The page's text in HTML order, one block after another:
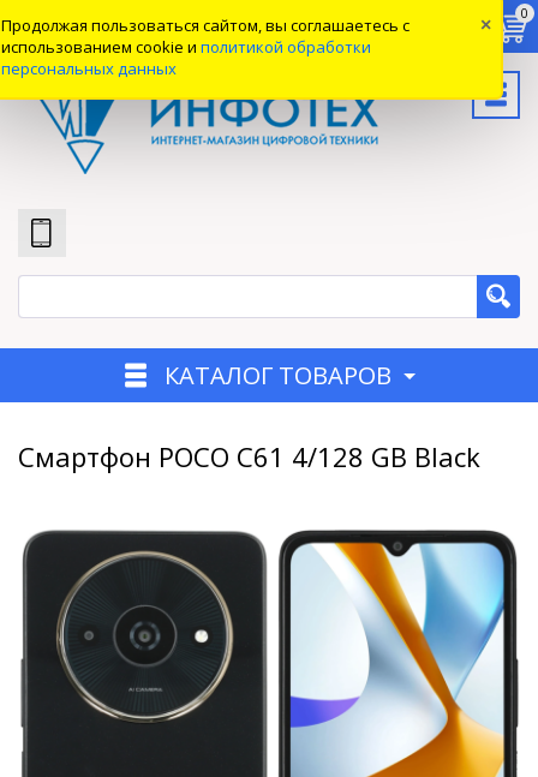
Продолжая пользоваться сайтом, вы соглашаетесь с
использованием cookie и политикой обработки
персональных данных
×
Вход
0
КАТАЛОГ ТОВАРОВ
Смартфон POCO C61 4/128 GB Black